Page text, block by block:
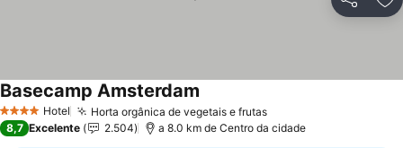
Partilhar
4 EstrelasHotel Horta orgânica de vegetais e frutas
Basecamp Amsterdam
8,7 Excelente 2.504 a 8.0 km de Centro da cidade